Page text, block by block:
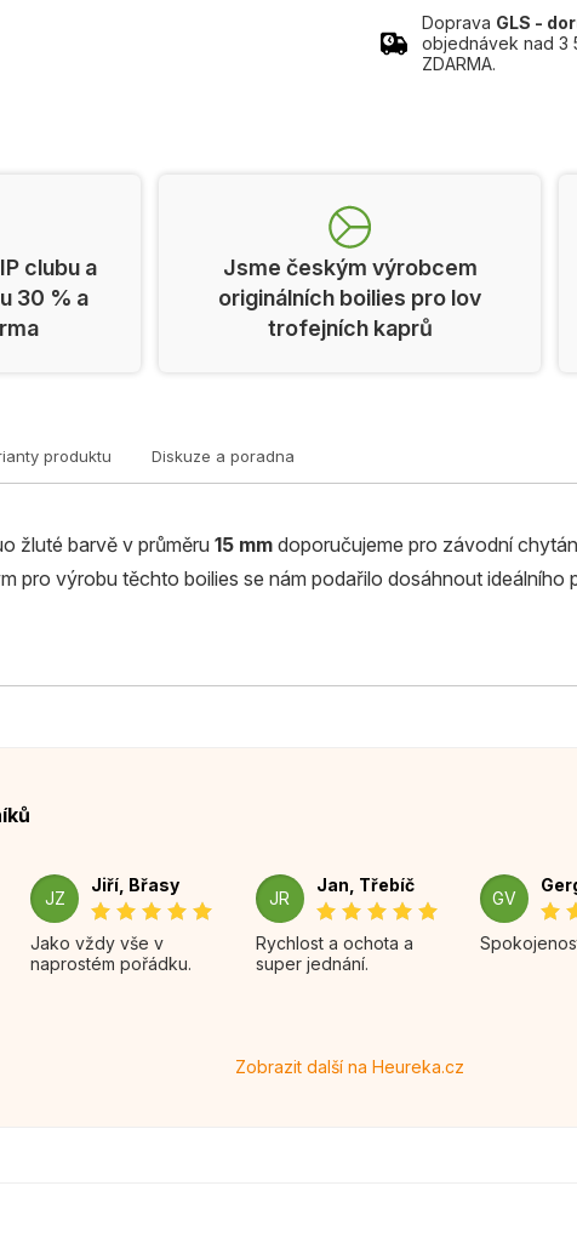
Doprava GLS -
objednávek nad 3
ZDARMA.
clubu a
30 % a
Jsme českým výrobcem
originálních boilies pro lov
trofejních kaprů
produktu Diskuze a poradna
žluté barvě v průměru15 mm doporučujeme pro závodní
pro výrobu těchto boilies se nám podařilo dosáhnout ideálního
JZ
Jiří, Břasy
Jako vždy vše v
naprostém pořádku.
JR
Jan, Třebíč
Rychlost a ochota a
super jednání.
GV
Zobrazit další na Heureka.cz